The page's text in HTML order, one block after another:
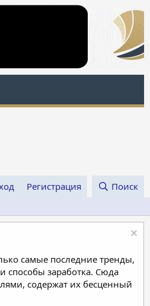
Регистрация Поиск
самые последние тренды,
способы заработка. Сюда
содержат их бесценный